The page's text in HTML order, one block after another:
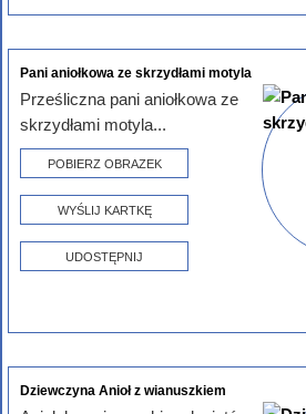
Pani aniołkowa ze skrzydłami motyla
Prześliczna pani aniołkowa ze
skrzydłami motyla...
POBIERZ OBRAZEK
WYŚLIJ KARTKĘ
UDOSTĘPNIJ
Dziewczyna Anioł z wianuszkiem